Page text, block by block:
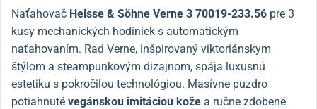
Naťahovač Heisse & Söhne Verne 3 70019-233.56 pre 3
kusy mechanických hodiniek s automatickým
naťahovaním. Rad Verne, inšpirovaný viktoriánskym
štýlom a steampunkovým dizajnom, spája luxusnú
estetiku s pokročilou technológiou. Masívne puzdro
potiahnuté vegánskou imitáciou kože a ručne zdobené